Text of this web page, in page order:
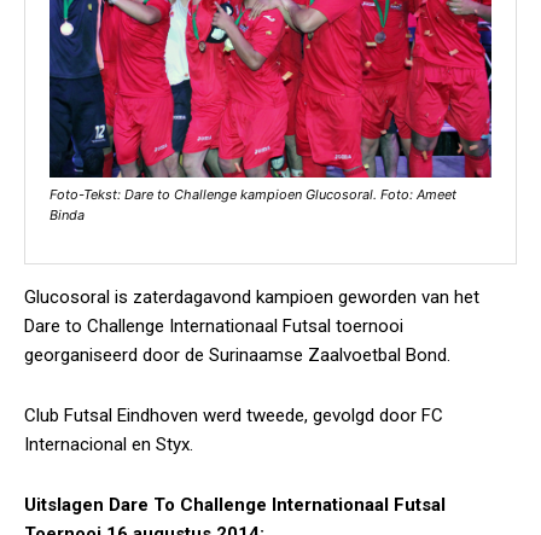
Foto-Tekst: Dare to Challenge kampioen Glucosoral. Foto: Ameet
Binda
Glucosoral is zaterdagavond kampioen geworden van het
Dare to Challenge Internationaal Futsal toernooi
georganiseerd door de Surinaamse Zaalvoetbal Bond.
Club Futsal Eindhoven werd tweede, gevolgd door FC
Internacional en Styx.
Uitslagen Dare To Challenge Internationaal Futsal